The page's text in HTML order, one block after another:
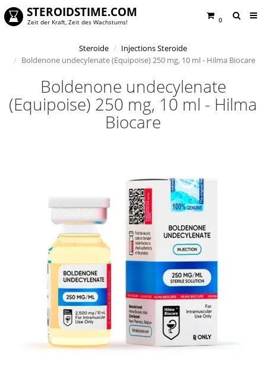
0
STEROIDSTIME.COM
Zeit der Kraft, Zeit des Wachstums!
Steroide
Injections Steroide
Boldenone undecylenate (Equipoise) 250 mg, 10 ml - Hilma Biocare
Boldenone undecylenate
(Equipoise) 250 mg, 10 ml - Hilma
Biocare